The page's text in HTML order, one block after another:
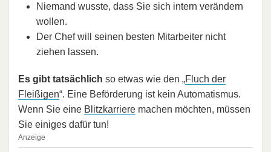
Niemand wusste, dass Sie sich intern verändern
wollen.
Der Chef will seinen besten Mitarbeiter nicht
ziehen lassen.
Es gibt tatsächlich so etwas wie den „Fluch der
Fleißigen“. Eine Beförderung ist kein Automatismus.
Wenn Sie eine Blitzkarriere machen möchten, müssen
Sie einiges dafür tun!
Anzeige